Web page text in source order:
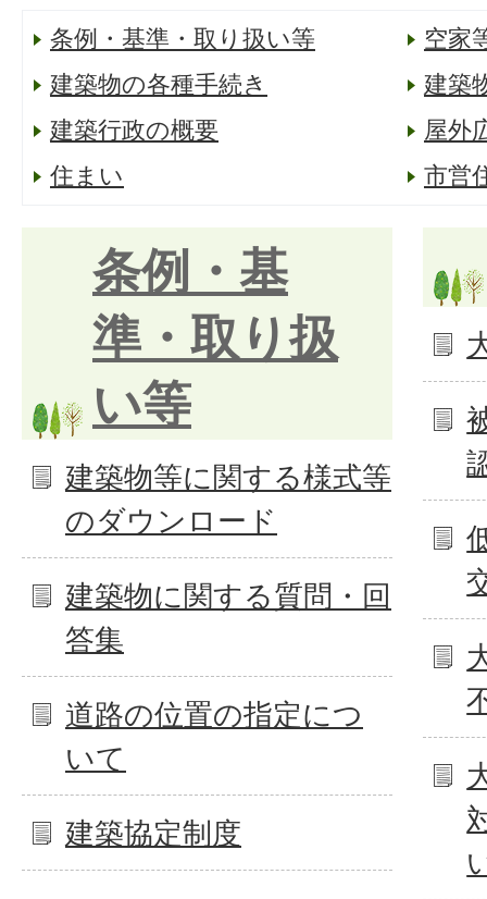
条例・基準・取り扱い等
空家
建築物の各種手続き
建築
建築行政の概要
屋外
住まい
市営
条例・基
準・取り扱
い等
建築物等に関する様式等
のダウンロード
建築物に関する質問・回
答集
道路の位置の指定につ
いて
建築協定制度